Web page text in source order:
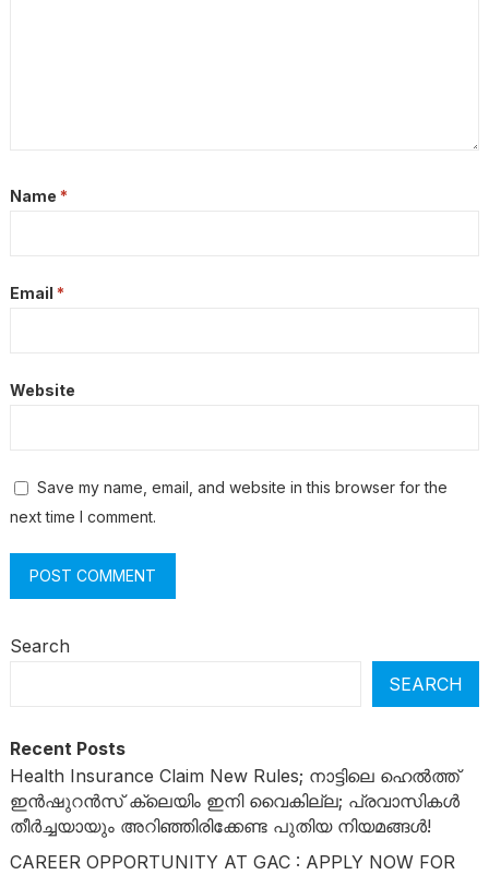
Name *
Email *
Website
Save my name, email, and website in this browser for the
next time I comment.
Search
SEARCH
Recent Posts
Health Insurance Claim New Rules; നാട്ടിലെ ഹെൽത്ത്
ഇൻഷുറൻസ് ക്ലെയിം ഇനി വൈകില്ല; പ്രവാസികൾ
തീർച്ചയായും അറിഞ്ഞിരിക്കേണ്ട പുതിയ നിയമങ്ങൾ!
CAREER OPPORTUNITY AT GAC : APPLY NOW FOR